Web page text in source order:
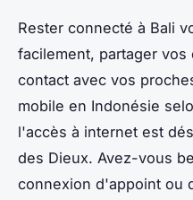
Rester connecté à Bali
facilement, partager
contact avec vos
mobile en Indonésie
l'accès à internet est
des Dieux. Avez-vous
connexion d'appoint ou